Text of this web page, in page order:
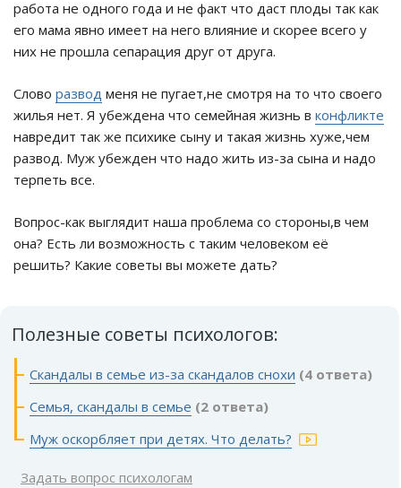
работа не одного года и не факт что даст плоды так как
его мама явно имеет на него влияние и скорее всего у
них не прошла сепарация друг от друга.
Слово развод меня не пугает,не смотря на то что своего
жилья нет. Я убеждена что семейная жизнь в конфликте
навредит так же психике сыну и такая жизнь хуже,чем
развод. Муж убежден что надо жить из-за сына и надо
терпеть все.
Вопрос-как выглядит наша проблема со стороны,в чем
она? Есть ли возможность с таким человеком её
решить? Какие советы вы можете дать?
Полезные советы психологов:
Скандалы в семье из-за скандалов снохи (4 ответа)
Семья, скандалы в семье (2 ответа)
Муж оскорбляет при детях. Что делать?
Задать вопрос психологам